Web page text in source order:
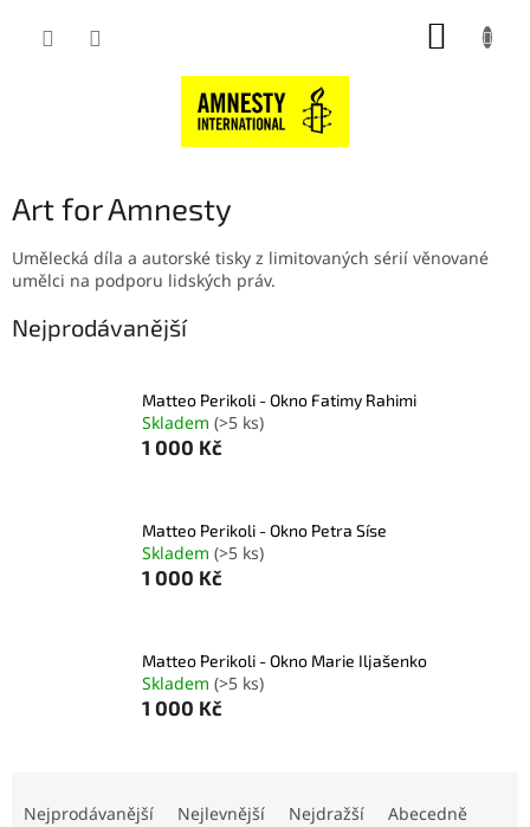
Art for Amnesty
Umělecká díla a autorské tisky z limitovaných sérií věnované
umělci na podporu lidských práv.
Nejprodávanější
Matteo Perikoli - Okno Fatimy Rahimi
Skladem (>5 ks)
1 000 Kč
Matteo Perikoli - Okno Petra Síse
Skladem (>5 ks)
1 000 Kč
Matteo Perikoli - Okno Marie Iljašenko
Skladem (>5 ks)
1 000 Kč
Nejprodávanější Nejlevnější Nejdražší Abecedně